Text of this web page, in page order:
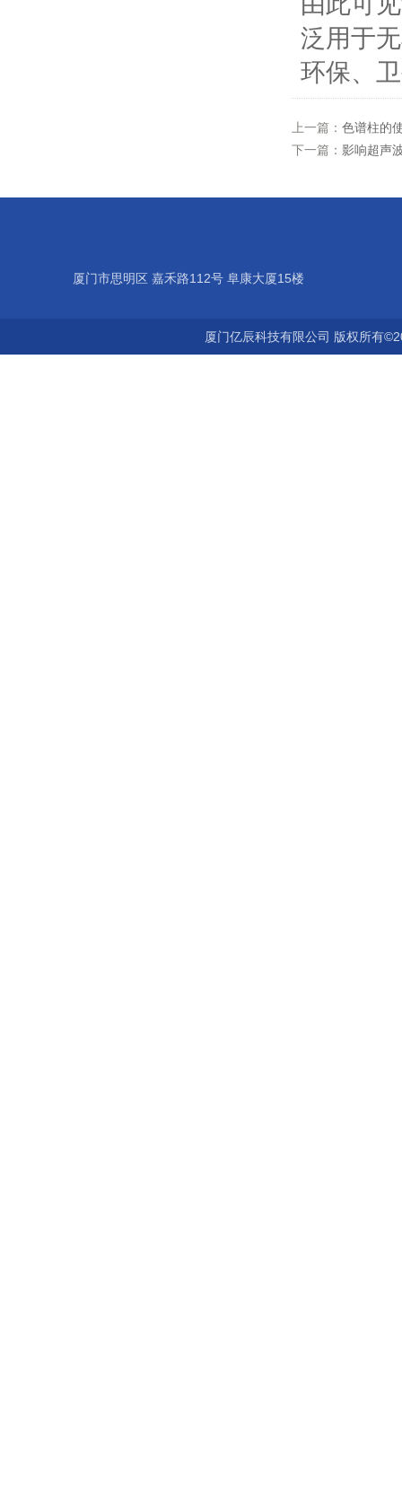
泛用于
环保、
上一篇： 色谱柱的
下一篇： 影响超声
厦门市思明区 嘉禾路112号 阜康大厦15楼
厦门亿辰科技有限公司 版权所有